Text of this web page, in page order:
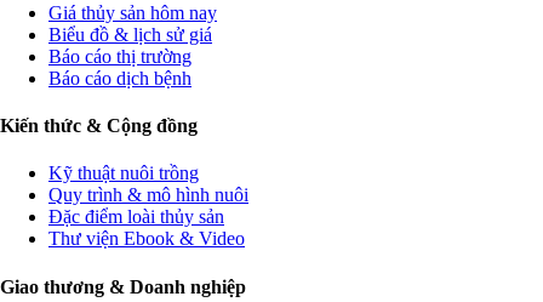
Giá thủy sản hôm nay
Biểu đồ & lịch sử giá
Báo cáo thị trường
Báo cáo dịch bệnh
Kiến thức & Cộng đồng
Kỹ thuật nuôi trồng
Quy trình & mô hình nuôi
Đặc điểm loài thủy sản
Thư viện Ebook & Video
Giao thương & Doanh nghiệp